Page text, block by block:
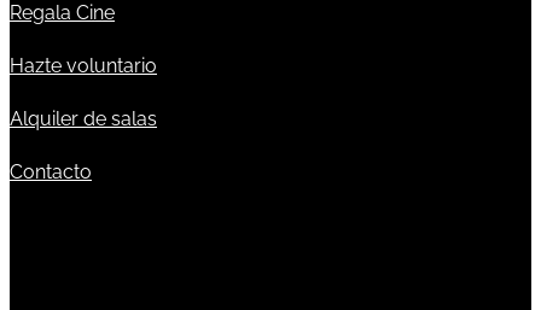
Regala Cine
Hazte voluntario
Alquiler de salas
Contacto